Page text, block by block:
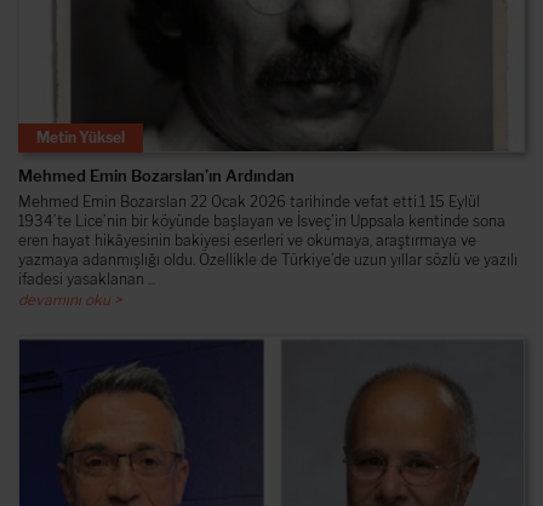
Metin Yüksel
Mehmed Emin Bozarslan’ın Ardından
Mehmed Emin Bozarslan 22 Ocak 2026 tarihinde vefat etti.1 15 Eylül
1934’te Lice’nin bir köyünde başlayan ve İsveç’in Uppsala kentinde sona
eren hayat hikâyesinin bakiyesi eserleri ve okumaya, araştırmaya ve
yazmaya adanmışlığı oldu. Özellikle de Türkiye’de uzun yıllar sözlü ve yazılı
ifadesi yasaklanan ...
devamını oku >